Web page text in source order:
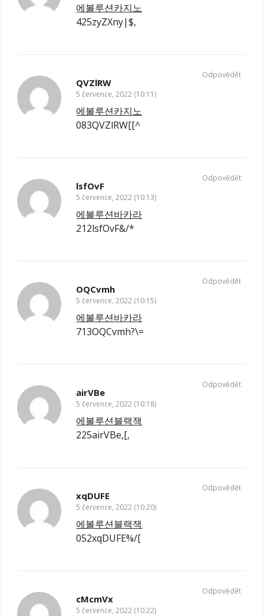
에볼루션카지노
425zyZXny|$,
QVZlRW
5 července, 2022 (10:11)
에볼루션카지노
083QVZlRW[[^
Odpovědět
lsfOvF
5 července, 2022 (10:13)
에볼루션바카라
212lsfOvF&/*
Odpovědět
OQCvmh
5 července, 2022 (10:15)
에볼루션바카라
713OQCvmh?\=
Odpovědět
airVBe
5 července, 2022 (10:18)
에볼루션블랙잭
225airVBe,[,
Odpovědět
xqDUFE
5 července, 2022 (10:20)
에볼루션블랙잭
052xqDUFE%/[
Odpovědět
cMcmVx
5 července, 2022 (10:22)
Odpovědět